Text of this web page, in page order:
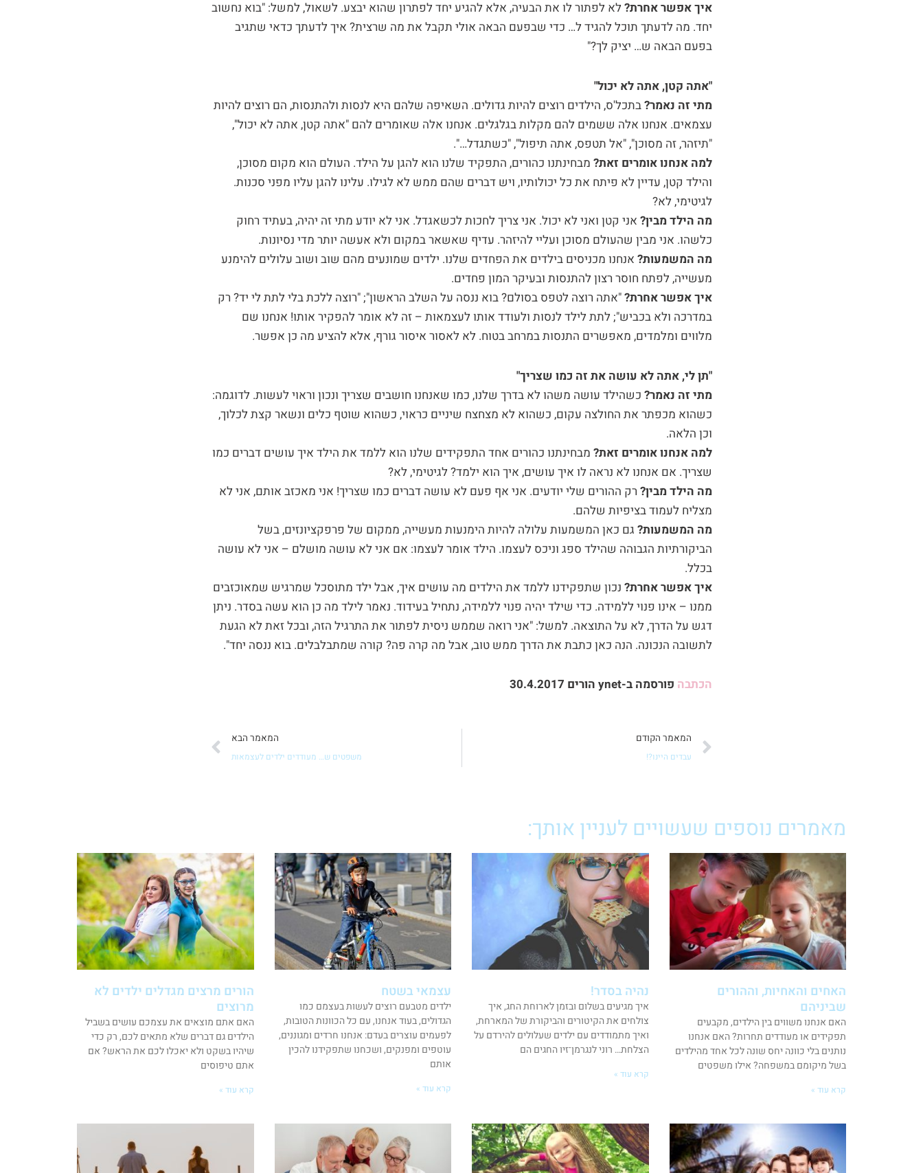
איך אפשר אחרת? לא לפתור לו את הבעיה, אלא להגיע יחד לפתרון שהוא יבצע. לשאול, למשל: "בוא נחשוב
יחד. מה לדעתך תוכל להגיד ל… כדי שבפעם הבאה אולי תקבל את מה שרצית? איך לדעתך כדאי שתגיב
בפעם הבאה ש… יציק לך?"
"אתה קטן, אתה לא יכול"
מתי זה נאמר?בתכל'ס, הילדים רוצים להיות גדולים. השאיפה שלהם היא לנסות ולהתנסות, הם רוצים להיות
עצמאים. אנחנו אלה ששמים להם מקלות בגלגלים. אנחנו אלה שאומרים להם "אתה קטן, אתה לא יכול",
"תיזהר, זה מסוכן", "אל תטפס, אתה תיפול", "כשתגדל…".
למה אנחנו אומרים זאת? מבחינתנו כהורים, התפקיד שלנו הוא להגן על הילד. העולם הוא מקום מסוכן,
והילד קטן, עדיין לא פיתח את כל יכולותיו, ויש דברים שהם ממש לא לגילו. עלינו להגן עליו מפני סכנות.
לגיטימי, לא?
מה הילד מבין? אני קטן ואני לא יכול. אני צריך לחכות לכשאגדל. אני לא יודע מתי זה יהיה, בעתיד רחוק
כלשהו. אני מבין שהעולם מסוכן ועליי להיזהר. עדיף שאשאר במקום ולא אעשה יותר מדי נסיונות.
מה המשמעות? אנחנו מכניסים בילדים את הפחדים שלנו. ילדים שמונעים מהם שוב ושוב עלולים להימנע
מעשייה, לפתח חוסר רצון להתנסות ובעיקר המון פחדים.
איך אפשר אחרת?"אתה רוצה לטפס בסולם? בוא ננסה על השלב הראשון"; "רוצה ללכת בלי לתת לי יד? רק
במדרכה ולא בכביש"; לתת לילד לנסות ולעודד אותו לעצמאות – זה לא אומר להפקיר אותו! אנחנו שם
מלווים ומלמדים, מאפשרים התנסות במרחב בטוח. לא לאסור איסור גורף, אלא להציע מה כן אפשר.
"תן לי, אתה לא עושה את זה כמו שצריך"
מתי זה נאמר? כשהילד עושה משהו לא בדרך שלנו, כמו שאנחנו חושבים שצריך ונכון וראוי לעשות. לדוגמה:
כשהוא מכפתר את החולצה עקום, כשהוא לא מצחצח שיניים כראוי, כשהוא שוטף כלים ונשאר קצת לכלוך,
וכן הלאה.
למה אנחנו אומרים זאת? מבחינתנו כהורים אחד התפקידים שלנו הוא ללמד את הילד איך עושים דברים כמו
שצריך. אם אנחנו לא נראה לו איך עושים, איך הוא ילמד? לגיטימי, לא?
מה הילד מבין? רק ההורים שלי יודעים. אני אף פעם לא עושה דברים כמו שצריך! אני מאכזב אותם, אני לא
מצליח לעמוד בציפיות שלהם.
מה המשמעות? גם כאן המשמעות עלולה להיות הימנעות מעשייה, ממקום של פרפקציונזים, בשל
הביקורתיות הגבוהה שהילד ספג וניכס לעצמו. הילד אומר לעצמו: אם אני לא עושה מושלם – אני לא עושה
בכלל.
איך אפשר אחרת? נכון שתפקידנו ללמד את הילדים מה עושים איך, אבל ילד מתוסכל שמרגיש שמאוכזבים
ממנו – אינו פנוי ללמידה. כדי שילד יהיה פנוי ללמידה, נתחיל בעידוד. נאמר לילד מה כן הוא עשה בסדר. ניתן
דגש על הדרך, לא על התוצאה. למשל: "אני רואה שממש ניסית לפתור את התרגיל הזה, ובכל זאת לא הגעת
לתשובה הנכונה. הנה כאן כתבת את הדרך ממש טוב, אבל מה קרה פה? קורה שמתבלבלים. בוא ננסה יחד".
הכתבה פורסמה ב-ynet הורים 30.4.2017
קודם
המאמר הקודם
עבדים היינו?!
המאמר הבא
משפטים ש… מעודדים ילדים לעצמאות
מאמרים נוספים שעשויים לעניין אותך:
האחים והאחיות, וההורים
שביניהם
האם אנחנו משווים בין הילדים, מקבעים
תפקידים או מעודדים תחרות? האם אנחנו
נותנים בלי כוונה יחס שונה לכל אחד מהילדים
בשל מיקומם במשפחה? אילו משפטים
קרא עוד »
נהיה בסדר!
איך מגיעים בשלום ובזמן לארוחת החג, איך
צולחים את הקיטורים והביקורת של המארחת,
ואיך מתמודדים עם ילדים שעלולים להירדם על
הצלחת… רוני לנגרמן־זיו החגים הם
קרא עוד »
עצמאי בשטח
ילדים מטבעם רוצים לעשות בעצמם כמו
הגדולים, בעוד אנחנו, עם כל הכוונות הטובות,
לפעמים עוצרים בעדם: אנחנו חרדים ומגוננים,
עוטפים ומפנקים, ושכחנו שתפקידנו להכין
אותם
קרא עוד »
הורים מרצים מגדלים ילדים לא
מרוצים
האם אתם מוצאים את עצמכם עושים בשביל
הילדים גם דברים שלא מתאים לכם, רק כדי
שיהיו בשקט ולא יאכלו לכם את הראש? אם
אתם טיפוסים
קרא עוד »